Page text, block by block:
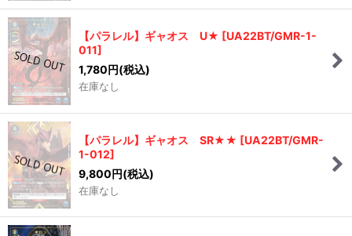
【パラレル】ギャオス U★ [UA22BT/GMR-1-
011]
1,780円(税込)
在庫なし
【パラレル】ギャオス SR★★ [UA22BT/GMR-
1-012]
9,800円(税込)
在庫なし